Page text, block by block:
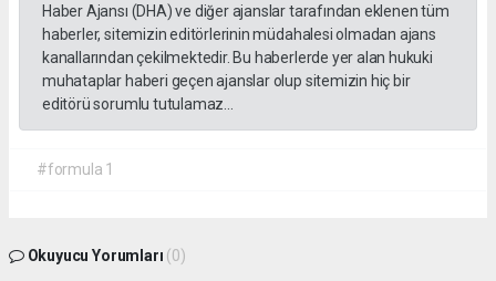
Haber Ajansı (DHA) ve diğer ajanslar tarafından eklenen tüm
haberler, sitemizin editörlerinin müdahalesi olmadan ajans
kanallarından çekilmektedir. Bu haberlerde yer alan hukuki
muhataplar haberi geçen ajanslar olup sitemizin hiç bir
editörü sorumlu tutulamaz...
#formula 1
Okuyucu Yorumları (0)